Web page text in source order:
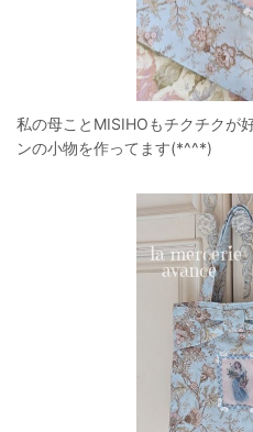
私の母ことMISIHOもチクチクが
ンの小物を作ってます(*^^*)